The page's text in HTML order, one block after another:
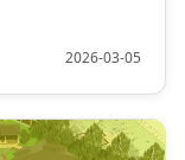
2026-03-05